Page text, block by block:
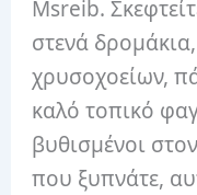
Msreib.
στενά
χρυσοχοείων,
καλό τοπικό
βυθισμένοι
που ξυπνάτε,